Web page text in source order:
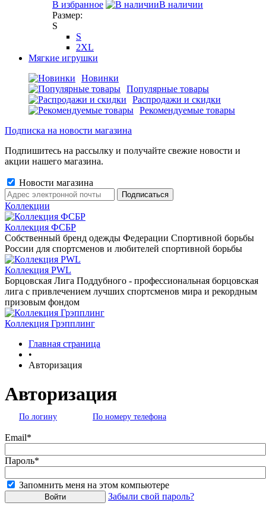
В избранное
В наличии
Размер:
S
S
2XL
Мягкие игрушки
Новинки
Популярные товары
Распродажи и скидки
Рекомендуемые товары
Подписка на новости магазина
Подпишитесь на рассылку и получайте свежие новости и
акции нашего магазина.
Новости магазина
Коллекции
Коллекция ФСБР
Собственный бренд одежды Федерации Спортивной борьбы
России для спортсменов и любителей спортивной борьбы
Коллекция PWL
Борцовская Лига Поддубного - профессиональная борцовская
лига с привлечением лучших спортсменов мира и рекордным
призовым фондом
Коллекция Грэпплинг
Главная страница
•
Авторизация
Авторизация
По логину По номеру телефона
Email*
Пароль*
Запомнить меня на этом компьютере
Забыли свой пароль?